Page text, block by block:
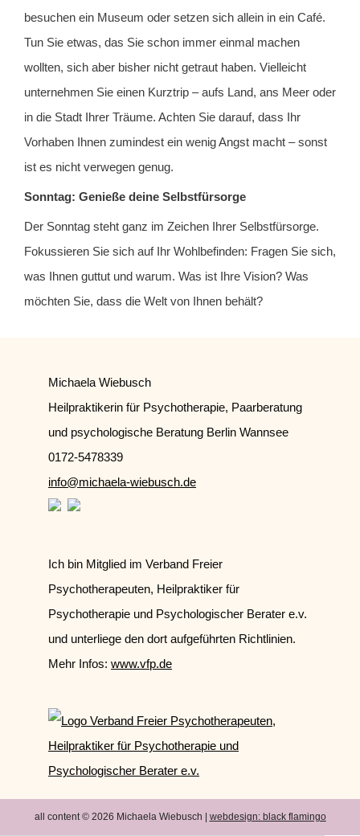
besuchen ein Museum oder setzen sich allein in ein Café.
Tun Sie etwas, das Sie schon immer einmal machen
wollten, sich aber bisher nicht getraut haben. Vielleicht
unternehmen Sie einen Kurztrip – aufs Land, ans Meer oder
in die Stadt Ihrer Träume. Achten Sie darauf, dass Ihr
Vorhaben Ihnen zumindest ein wenig Angst macht – sonst
ist es nicht verwegen genug.
Sonntag: Genieße deine Selbstfürsorge
Der Sonntag steht ganz im Zeichen Ihrer Selbstfürsorge.
Fokussieren Sie sich auf Ihr Wohlbefinden: Fragen Sie sich,
was Ihnen guttut und warum. Was ist Ihre Vision? Was
möchten Sie, dass die Welt von Ihnen behält?
Michaela Wiebusch
Heilpraktikerin für Psychotherapie, Paarberatung
und psychologische Beratung Berlin Wannsee
0172-5478339
info@michaela-wiebusch.de
Ich bin Mitglied im Verband Freier
Psychotherapeuten, Heilpraktiker für
Psychotherapie und Psychologischer Berater e.v.
und unterliege den dort aufgeführten Richtlinien.
Mehr Infos: www.vfp.de
all content © 2026 Michaela Wiebusch | webdesign: black flamingo